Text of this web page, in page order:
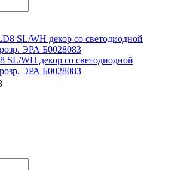
SL/WH декор cо светодиодной
ЭРА Б0028083